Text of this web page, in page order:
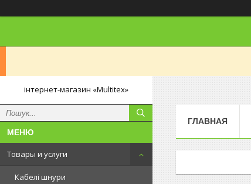
інтернет-магазин «Multitex»
Товары и услуги
Кабелі шнури
ГЛАВНАЯ